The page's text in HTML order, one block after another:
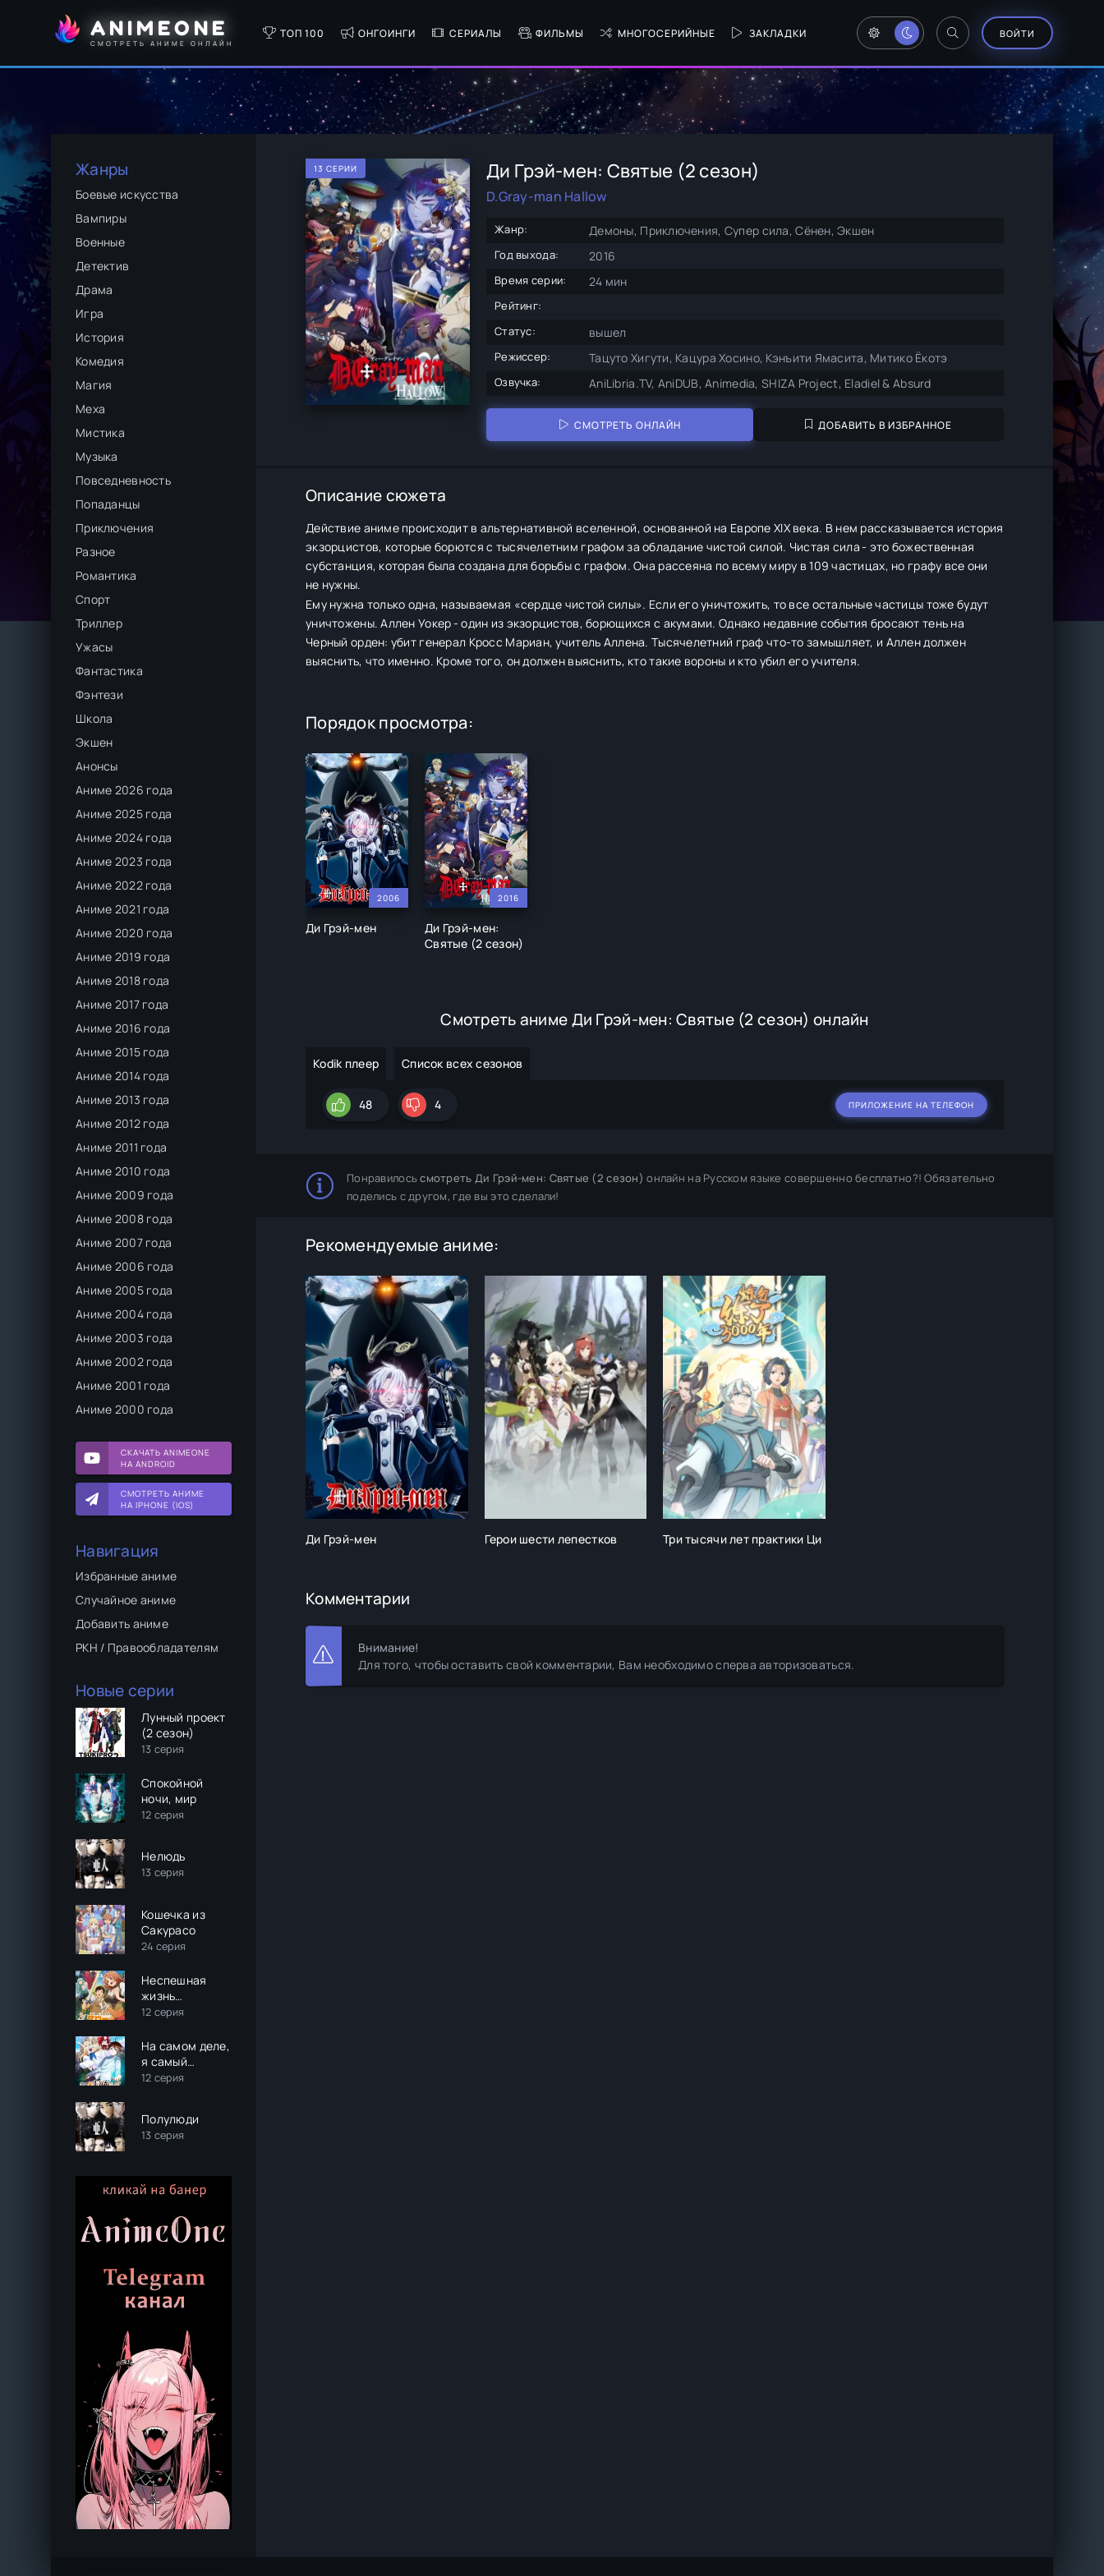
ANIMEONE
СМОТРЕТЬ АНИМЕ ОНЛАЙН
ТОП 100 ОНГОИНГИ СЕРИАЛЫ ФИЛЬМЫ МНОГОСЕРИЙНЫЕ ЗАКЛАДКИ ВОЙТИ
Жанры
Боевые искусства
Вампиры
Военные
Детектив
Драма
Игра
История
Комедия
Магия
Меха
Мистика
Музыка
Повседневность
Попаданцы
Приключения
Разное
Романтика
Спорт
Триллер
Ужасы
Фантастика
Фэнтези
Школа
Экшен
Анонсы
Аниме 2026 года
Аниме 2025 года
Аниме 2024 года
Аниме 2023 года
Аниме 2022 года
Аниме 2021 года
Аниме 2020 года
Аниме 2019 года
Аниме 2018 года
Аниме 2017 года
Аниме 2016 года
Аниме 2015 года
Аниме 2014 года
Аниме 2013 года
Аниме 2012 года
Аниме 2011 года
Аниме 2010 года
Аниме 2009 года
Аниме 2008 года
Аниме 2007 года
Аниме 2006 года
Аниме 2005 года
Аниме 2004 года
Аниме 2003 года
Аниме 2002 года
Аниме 2001 года
Аниме 2000 года
СКАЧАТЬ ANIMEONE
НА ANDROID
СМОТРЕТЬ АНИМЕ
НА IPHONE (IOS)
Навигация
Избранные аниме
Случайное аниме
Добавить аниме
РКН / Правообладателям
Новые серии
Лунный проект
(2 сезон)
13 серия
Спокойной
ночи, мир
12 серия
Нелюдь
13 серия
Кошечка из
Сакурасо
24 серия
Неспешная
жизнь
уволенного
солдата
(тридцати лет)
12 серия
На самом деле,
я самый
сильный?
12 серия
Полулюди
13 серия
13 СЕРИИ Ди Грэй-мен: Святые (2 сезон)
D.Gray-man Hallow
Жанр: Демоны, Приключения, Супер сила, Сёнен, Экшен
Год выхода: 2016
Время серии: 24 мин
Рейтинг:
Статус:
вышел
Режиссер: Тацуто Хигути, Кацура Хосино, Кэнъити Ямасита, Митико Ёкотэ
Озвучка: AniLibria.TV, AniDUB, Animedia, SHIZA Project, Eladiel & Absurd
СМОТРЕТЬ ОНЛАЙН ДОБАВИТЬ В ИЗБРАННОЕ
Описание сюжета
Действие аниме происходит в альтернативной вселенной, основанной на Европе XIX века. В нем рассказывается история
экзорцистов, которые борются с тысячелетним графом за обладание чистой силой. Чистая сила - это божественная
субстанция, которая была создана для борьбы с графом. Она рассеяна по всему миру в 109 частицах, но графу все они
не нужны.
Ему нужна только одна, называемая «сердце чистой силы». Если его уничтожить, то все остальные частицы тоже будут
уничтожены. Аллен Уокер - один из экзорцистов, борющихся с акумами. Однако недавние события бросают тень на
Черный орден: убит генерал Кросс Мариан, учитель Аллена. Тысячелетний граф что-то замышляет, и Аллен должен
выяснить, что именно. Кроме того, он должен выяснить, кто такие вороны и кто убил его учителя.
Порядок просмотра:
2006
Ди Грэй-мен
2016
Ди Грэй-мен:
Святые (2 сезон)
Смотреть аниме Ди Грэй-мен: Святые (2 сезон) онлайн
Kodik плеер Список всех сезонов
48 4 ПРИЛОЖЕНИЕ НА ТЕЛЕФОН
Понравилосьсмотреть Ди Грэй-мен: Святые (2 сезон) онлайн на Русском языке совершенно бесплатно?! Обязательно
поделись с другом, где вы это сделали!
Рекомендуемые аниме:
Ди Грэй-мен Герои шести лепестков Три тысячи лет практики Ци
Комментарии
Внимание!
Для того, чтобы оставить свой комментарии, Вам необходимо сперва авторизоваться.